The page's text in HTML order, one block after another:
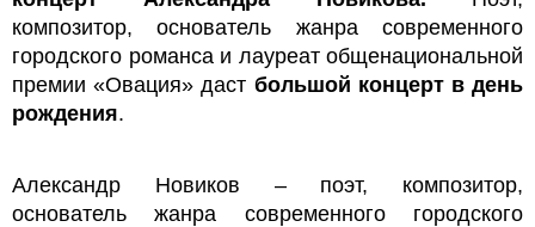
композитор, основатель жанра современного
городского романса и лауреат общенациональной
премии «Овация» даст большой концерт в день
рождения.
Александр Новиков – поэт, композитор,
основатель жанра современного городского